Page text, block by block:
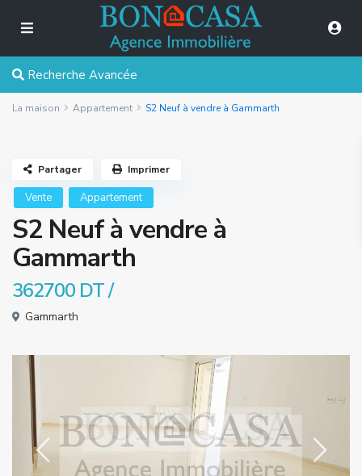
Recherche Avancée
La maison Appartement S2 Neuf à vendre à Gammarth
Vente Appartement
S2 Neuf à vendre à
Gammarth
362700 DT/
Gammarth
Partager Imprimer